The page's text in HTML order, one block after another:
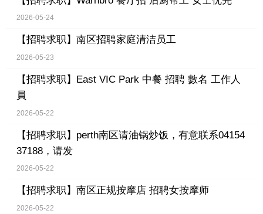
2026-05-24
【招聘求职】 南区招聘家庭清洁员工
2026-05-23
【招聘求职】 East VIC Park 中餐 招聘 數名 工作人
員
2026-05-22
【招聘求职】 perth南区请油锅炒饭，有意联系04154
37188，请发
2026-05-22
【招聘求职】 南区正规按摩店 招聘女按摩师
2026-05-22